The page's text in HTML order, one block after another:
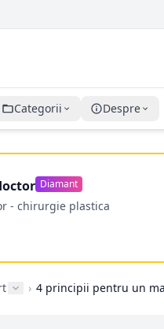
Categorii Despre
Diamant
- chirurgie plastica
›